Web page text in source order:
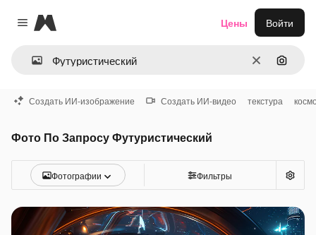
Close menu
Magnific
ОчиститьПоиск
Цены Войти
Создать ИИ-изображение Создать ИИ-видео текстура
Фото По Запросу Футуристический
Фотографии Фильтры